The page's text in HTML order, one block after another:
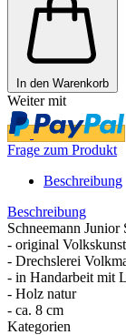
In den Warenkorb
Weiter mit
Frage zum Produkt
Beschreibung
Beschreibung
Schneemann
- original
- Drechslerei
- in Handarbeit mit
- Holz natur
- ca. 8 cm
Kategorien